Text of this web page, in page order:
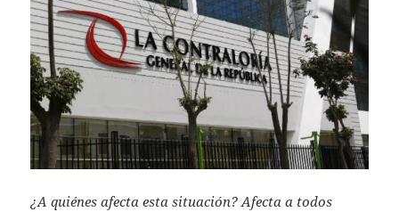
¿A quiénes afecta esta situación? Afecta a todos